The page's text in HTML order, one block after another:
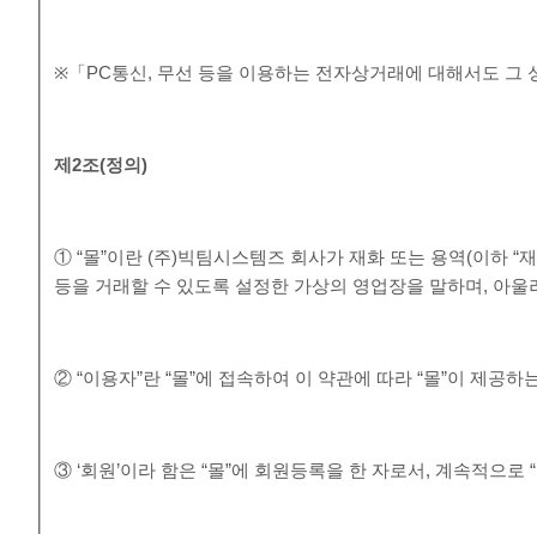
※「PC통신, 무선 등을 이용하는 전자상거래에 대해서도 그
제2조(정의)
① “몰”이란 (주)빅팀시스템즈 회사가 재화 또는 용역(이하 “
등을 거래할 수 있도록 설정한 가상의 영업장을 말하며, 아
② “이용자”란 “몰”에 접속하여 이 약관에 따라 “몰”이 제공
③ ‘회원’이라 함은 “몰”에 회원등록을 한 자로서, 계속적으